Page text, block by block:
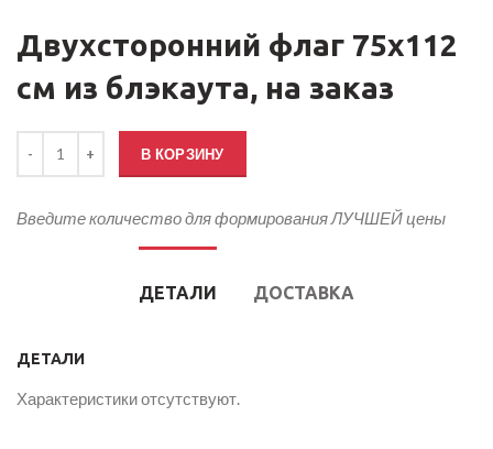
Двухсторонний флаг 75х112
см из блэкаута, на заказ
В КОРЗИНУ
Введите количество для формирования ЛУЧШЕЙ цены
ДЕТАЛИ ДОСТАВКА
ДЕТАЛИ
Характеристики отсутствуют.